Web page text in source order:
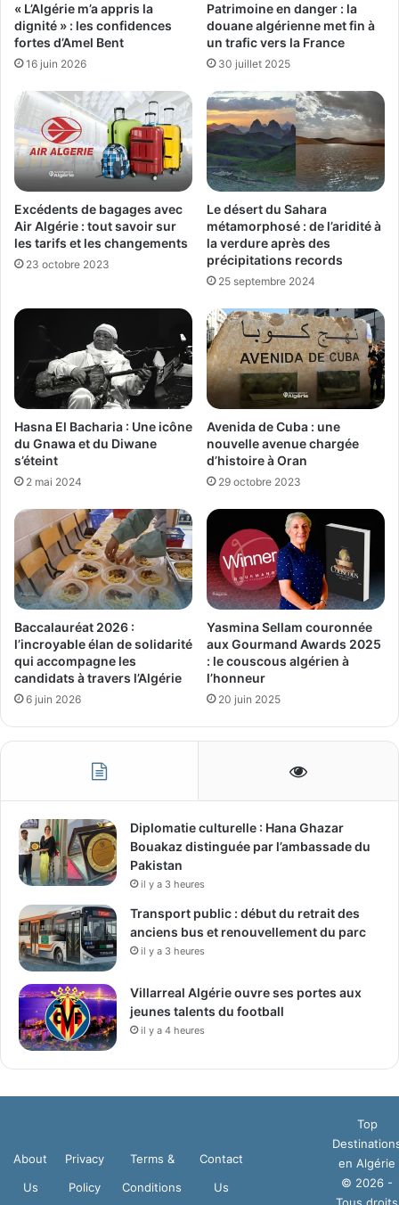
« L’Algérie m’a appris la
dignité » : les confidences
fortes d’Amel Bent
16 juin 2026
Patrimoine en danger : la
douane algérienne met fin à
un trafic vers la France
30 juillet 2025
Excédents de bagages avec
Air Algérie : tout savoir sur
les tarifs et les changements
23 octobre 2023
Le désert du Sahara
métamorphosé : de l’aridité à
la verdure après des
précipitations records
25 septembre 2024
Hasna El Bacharia : Une icône
du Gnawa et du Diwane
s’éteint
2 mai 2024
Avenida de Cuba : une
nouvelle avenue chargée
d’histoire à Oran
29 octobre 2023
Baccalauréat 2026 :
l’incroyable élan de solidarité
qui accompagne les
candidats à travers l’Algérie
6 juin 2026
Yasmina Sellam couronnée
aux Gourmand Awards 2025
: le couscous algérien à
l’honneur
20 juin 2025
Diplomatie culturelle : Hana Ghazar
Bouakaz distinguée par l’ambassade du
Pakistan
il y a 3 heures
Transport public : début du retrait des
anciens bus et renouvellement du parc
il y a 3 heures
Villarreal Algérie ouvre ses portes aux
jeunes talents du football
il y a 4 heures
About
Us
Privacy
Policy
Terms &
Conditions
Contact
Us
Top
en Algérie
© 2026 -
Tous droits